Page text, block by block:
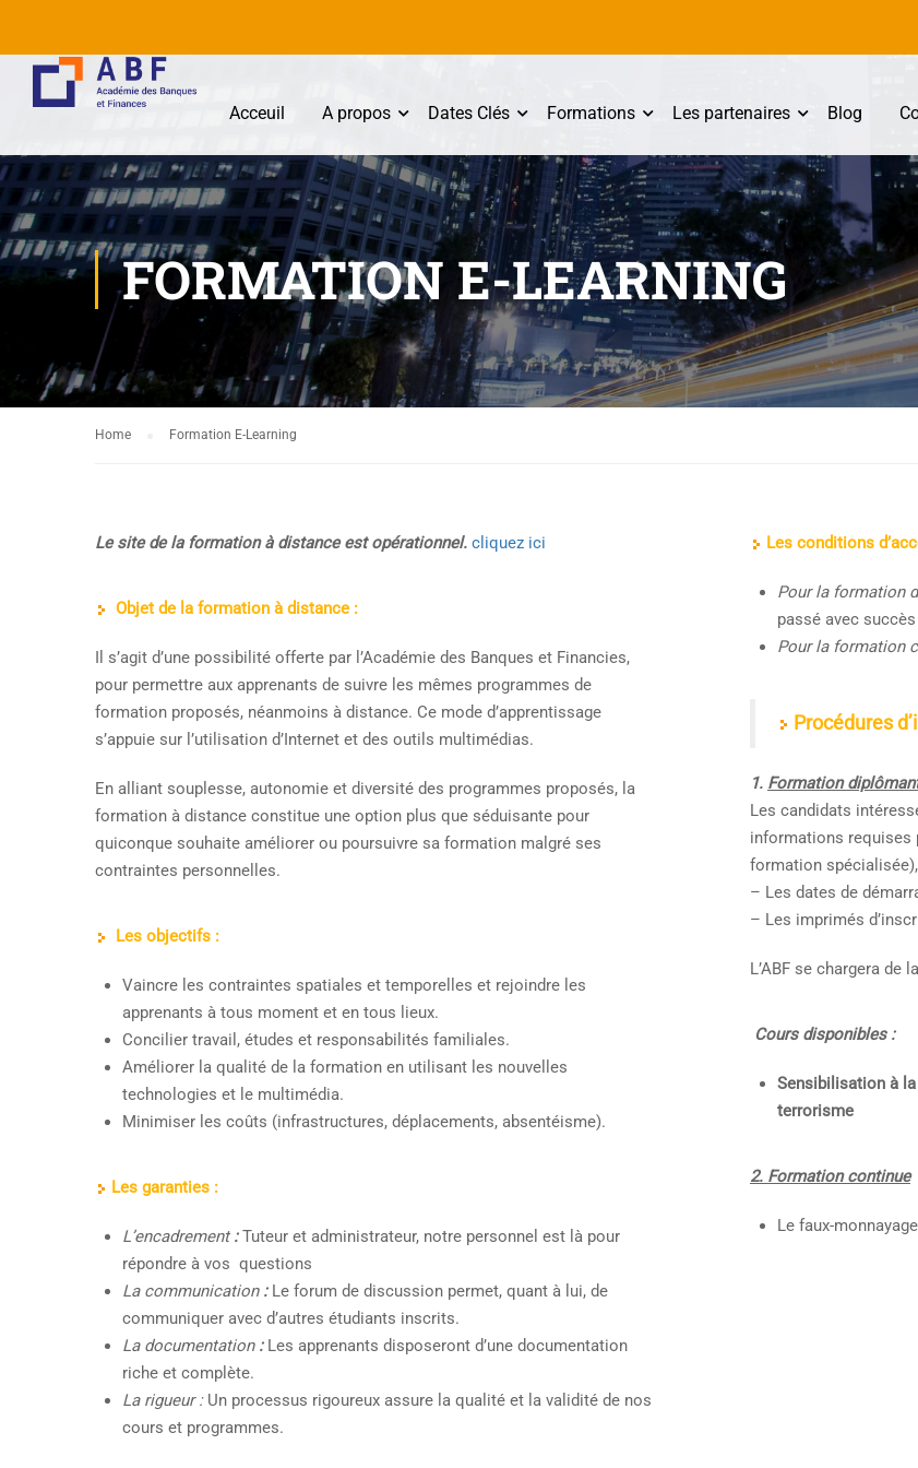
Acceuil A propos Dates Clés Formations Les partenaires Blog
FORMATION E-LEARNING
Home Formation E-Learning
Le site de la formation à distance est opérationnel. cliquez ici
Objet de la formation à distance :
Il s’agit d’une possibilité offerte par l’Académie des Banques et Financies,
pour permettre aux apprenants de suivre les mêmes programmes de
formation proposés, néanmoins à distance. Ce mode d’apprentissage
s’appuie sur l’utilisation d’Internet et des outils multimédias.
En alliant souplesse, autonomie et diversité des programmes proposés, la
formation à distance constitue une option plus que séduisante pour
quiconque souhaite améliorer ou poursuivre sa formation malgré ses
contraintes personnelles.
Les objectifs :
Vaincre les contraintes spatiales et temporelles et rejoindre les
apprenants à tous moment et en tous lieux.
Concilier travail, études et responsabilités familiales.
Améliorer la qualité de la formation en utilisant les nouvelles
technologies et le multimédia.
Minimiser les coûts (infrastructures, déplacements, absentéisme).
Les garanties :
L’encadrement:Tuteur et administrateur, notre personnel est là pour
répondre à vos questions
La communication :Le forum de discussion permet, quant à lui, de
communiquer avec d’autres étudiants inscrits.
La documentation:Les apprenants disposeront d’une documentation
riche et complète.
La rigueur : Un processus rigoureux assure la qualité et la validité de nos
cours et programmes.
Les conditions
Pour la formation
passé avec
Pour la formation
Procédures
1. Formation
Les candidats
informations requises
formation
– Les dates de
– Les imprimés
L’ABF se chargera de
Cours disponibles :
Sensibilisation à
terrorisme
2. Formation continue
Le faux-monnayage